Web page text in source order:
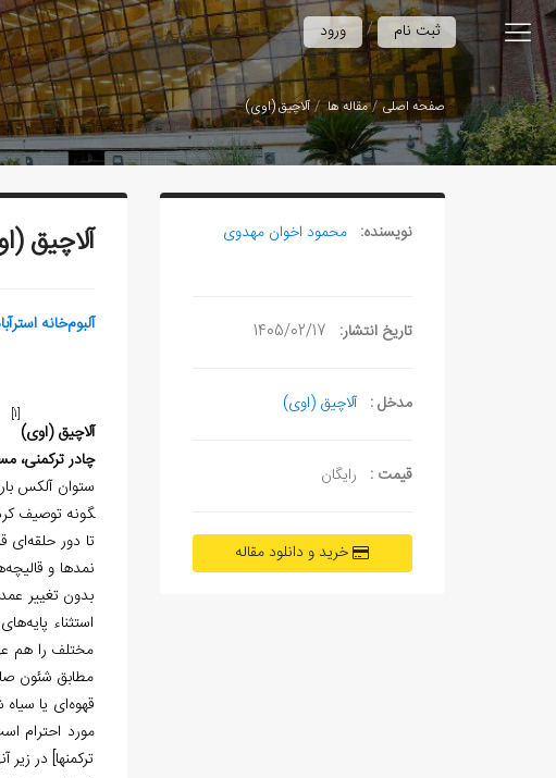
ورود / ثبت نام
صفحه اصلی مقاله ها آلاچیق (اوی)
نویسنده: محمود اخوان مهدوی
تاریخ انتشار: 1405/02/17
مدخل : آلاچیق (اوی)
قیمت : رایگان
خرید و دانلود مقاله
آلاچیق
آلبوم‌خانه
آلاچیق (اوی)
[1]
چادر ترکمنی،
بدون تغییر
استثناء
مختلف را هم
مطابق شئون
قهوه‌­ای یا
ترکمن­ها] در